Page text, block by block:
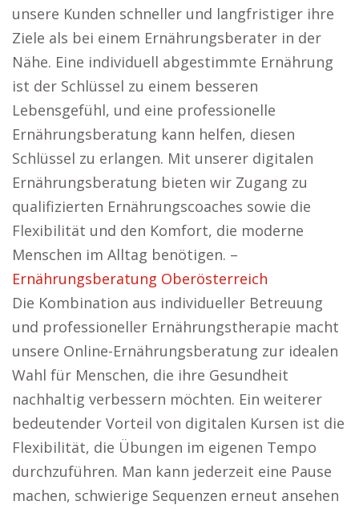
unsere Kunden schneller und langfristiger ihre
Ziele als bei einem Ernährungsberater in der
Nähe. Eine individuell abgestimmte Ernährung
ist der Schlüssel zu einem besseren
Lebensgefühl, und eine professionelle
Ernährungsberatung kann helfen, diesen
Schlüssel zu erlangen. Mit unserer digitalen
Ernährungsberatung bieten wir Zugang zu
qualifizierten Ernährungscoaches sowie die
Flexibilität und den Komfort, die moderne
Menschen im Alltag benötigen. –
Ernährungsberatung Oberösterreich
Die Kombination aus individueller Betreuung
und professioneller Ernährungstherapie macht
unsere Online-Ernährungsberatung zur idealen
Wahl für Menschen, die ihre Gesundheit
nachhaltig verbessern möchten. Ein weiterer
bedeutender Vorteil von digitalen Kursen ist die
Flexibilität, die Übungen im eigenen Tempo
durchzuführen. Man kann jederzeit eine Pause
machen, schwierige Sequenzen erneut ansehen